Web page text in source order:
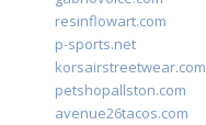
resinflowart.com
p-sports.net
korsairstreetwear.com
petshopallston.com
avenue26tacos.com